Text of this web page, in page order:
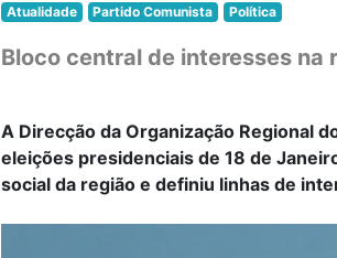
Atualidade Partido Comunista Política
Bloco central de interesses na
A Direcção da Organização Regional
eleições presidenciais de 18 de
social da região e definiu linhas de